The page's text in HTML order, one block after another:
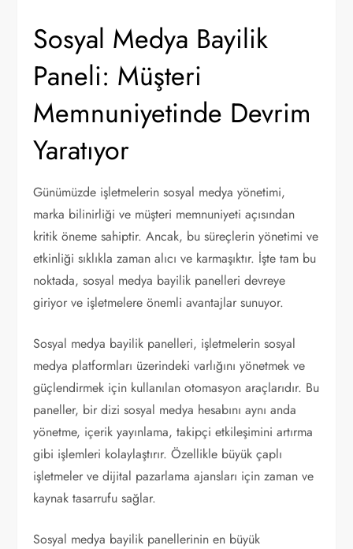
Sosyal Medya Bayilik
Paneli: Müşteri
Memnuniyetinde Devrim
Yaratıyor
Günümüzde işletmelerin sosyal medya yönetimi,
marka bilinirliği ve müşteri memnuniyeti açısından
kritik öneme sahiptir. Ancak, bu süreçlerin yönetimi ve
etkinliği sıklıkla zaman alıcı ve karmaşıktır. İşte tam bu
noktada, sosyal medya bayilik panelleri devreye
giriyor ve işletmelere önemli avantajlar sunuyor.
Sosyal medya bayilik panelleri, işletmelerin sosyal
medya platformları üzerindeki varlığını yönetmek ve
güçlendirmek için kullanılan otomasyon araçlarıdır. Bu
paneller, bir dizi sosyal medya hesabını aynı anda
yönetme, içerik yayınlama, takipçi etkileşimini artırma
gibi işlemleri kolaylaştırır. Özellikle büyük çaplı
işletmeler ve dijital pazarlama ajansları için zaman ve
kaynak tasarrufu sağlar.
Sosyal medya bayilik panellerinin en büyük